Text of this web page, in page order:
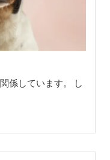
係しています。 し